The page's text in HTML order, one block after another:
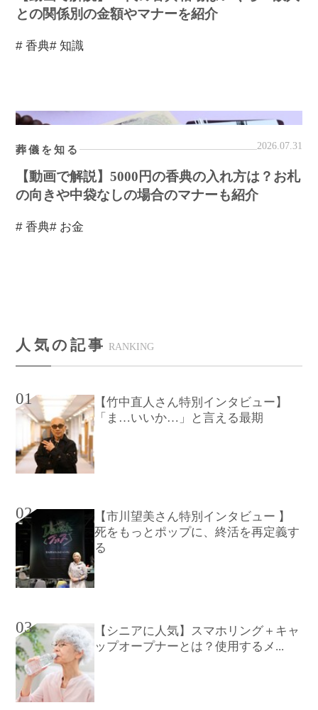
との関係別の金額やマナーを紹介
# 香典# 知識
葬儀を知る 2026.07.31
【動画で解説】5000円の香典の入れ方は？お札
の向きや中袋なしの場合のマナーも紹介
# 香典# お金
人気の記事 RANKING
01
【竹中直人さん特別インタビュー】
「ま…いいか…」と言える最期
02
【市川望美さん特別インタビュー 】
死をもっとポップに、終活を再定義す
る
03
【シニアに人気】スマホリング＋キャ
ップオープナーとは？使用するメ...